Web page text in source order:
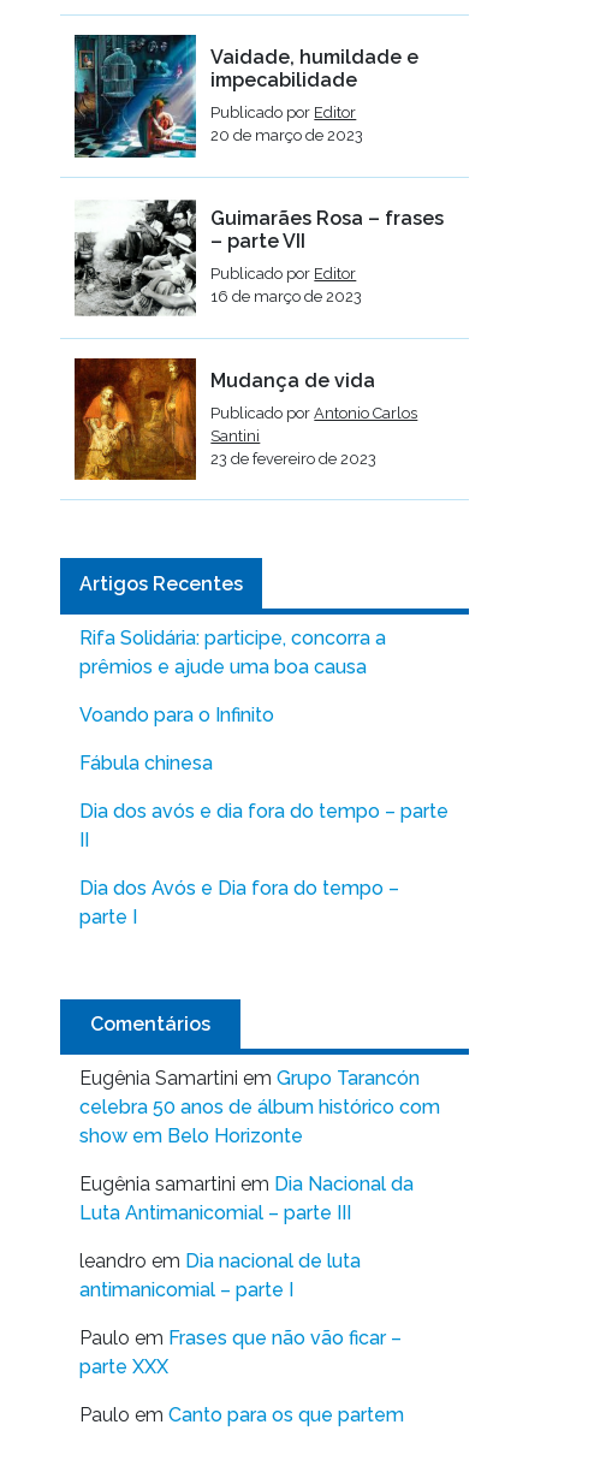
Vaidade, humildade e
impecabilidade
Publicado por Editor
20 de março de 2023
Guimarães Rosa – frases
– parte VII
Publicado por Editor
16 de março de 2023
Mudança de vida
Publicado porAntonio Carlos
Santini
23 de fevereiro de 2023
Artigos Recentes
Rifa Solidária: participe, concorra a
prêmios e ajude uma boa causa
Voando para o Infinito
Fábula chinesa
Dia dos avós e dia fora do tempo – parte
II
Dia dos Avós e Dia fora do tempo –
parte I
Comentários
Eugênia Samartini em Grupo Tarancón
celebra 50 anos de álbum histórico com
show em Belo Horizonte
Eugênia samartini em Dia Nacional da
Luta Antimanicomial – parte III
leandro em Dia nacional de luta
antimanicomial – parte I
Paulo em Frases que não vão ficar –
parte XXX
Paulo em Canto para os que partem